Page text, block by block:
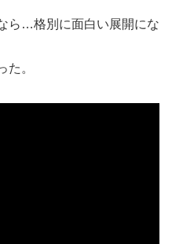
ら…格別に面白い展開にな
た。